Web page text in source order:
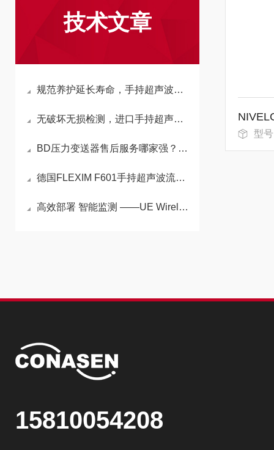
技术文章
规范养护延长寿命，手持超声波流量计维护指南
无破坏无损检测，进口手持超声波流量计多重亮点
BD压力变送器售后服务哪家强？康安森仪表专业代理值得信赖
德国FLEXIM F601手持超声波流量计现货采购，北京康安森值得了解
高效部署 智能监测 ——UE WirelessHART 探测器助力行业安全升级
型
15810054208